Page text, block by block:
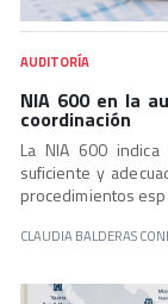
AUDITORÍA
NIA 600 en la
coordinación
La NIA 600
suficiente y
procedimientos
CLAUDIA BALDERAS